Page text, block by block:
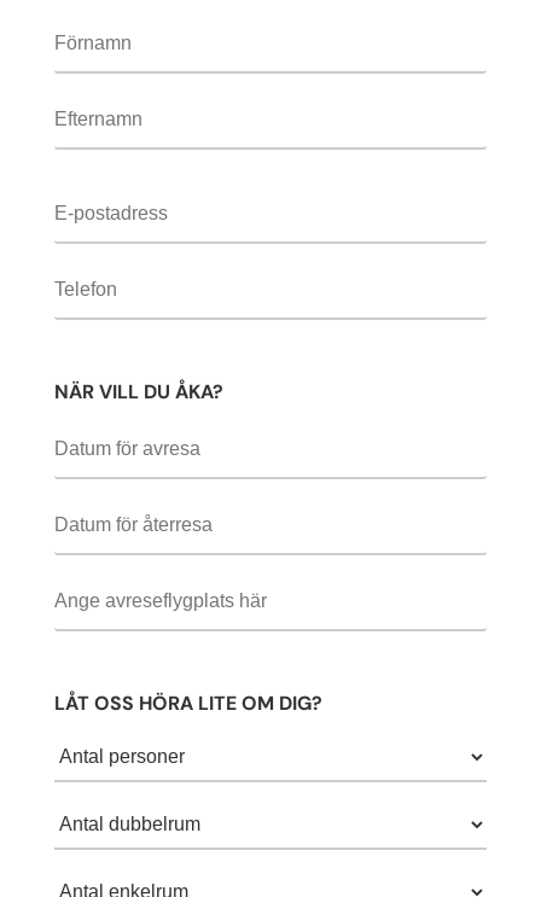
NÄR VILL DU ÅKA?
LÅT OSS HÖRA LITE OM DIG?